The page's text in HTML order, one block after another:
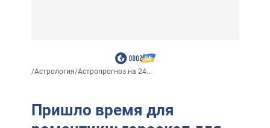
/Астрология/Астропрогноз на 24...
Пришло время для